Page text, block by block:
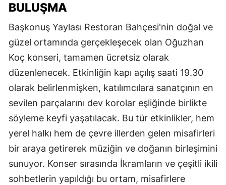
BULUŞMA
Başkonuş Yaylası Restoran Bahçesi'nin doğal ve
güzel ortamında gerçekleşecek olan Oğuzhan
Koç konseri, tamamen ücretsiz olarak
düzenlenecek. Etkinliğin kapı açılış saati 19.30
olarak belirlenmişken, katılımcılara sanatçının en
sevilen parçalarını dev korolar eşliğinde birlikte
söyleme keyfi yaşatılacak. Bu tür etkinlikler, hem
yerel halkı hem de çevre illerden gelen misafirleri
bir araya getirerek müziğin ve doğanın birleşimini
sunuyor. Konser sırasında İkramların ve çeşitli ikili
sohbetlerin yapıldığı bu ortam, misafirlere